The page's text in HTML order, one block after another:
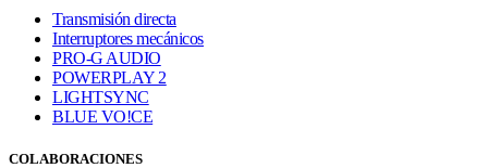
Transmisión directa
Interruptores mecánicos
PRO-G AUDIO
POWERPLAY 2
LIGHTSYNC
BLUE VO!CE
COLABORACIONES